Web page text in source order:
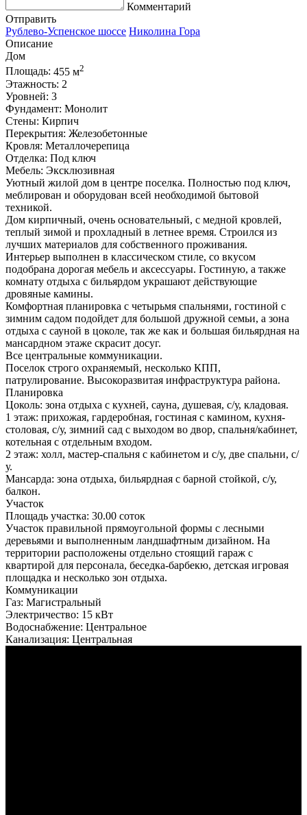
Комментарий
Отправить
Рублево-Успенское шоссе Николина Гора
Описание
Дом
Площадь: 455 м2
Этажность: 2
Уровней: 3
Фундамент: Монолит
Стены: Кирпич
Перекрытия: Железобетонные
Кровля: Металлочерепица
Отделка: Под ключ
Мебель: Эксклюзивная
Уютный жилой дом в центре поселка. Полностью под ключ,
меблирован и оборудован всей необходимой бытовой
техникой.
Дом кирпичный, очень основательный, с медной кровлей,
теплый зимой и прохладный в летнее время. Строился из
лучших материалов для собственного проживания.
Интерьер выполнен в классическом стиле, со вкусом
подобрана дорогая мебель и аксессуары. Гостиную, а также
комнату отдыха с бильярдом украшают действующие
дровяные камины.
Комфортная планировка с четырьмя спальнями, гостиной с
зимним садом подойдет для большой дружной семьи, а зона
отдыха с сауной в цоколе, так же как и большая бильярдная на
мансардном этаже скрасит досуг.
Все центральные коммуникации.
Поселок строго охраняемый, несколько КПП,
патрулирование. Высокоразвитая инфраструктура района.
Планировка
Цоколь: зона отдыха с кухней, сауна, душевая, с/у, кладовая.
1 этаж: прихожая, гардеробная, гостиная с камином, кухня-
столовая, с/у, зимний сад с выходом во двор, спальня/кабинет,
котельная с отдельным входом.
2 этаж: холл, мастер-спальня с кабинетом и с/у, две спальни, с/
у.
Мансарда: зона отдыха, бильярдная с барной стойкой, с/у,
балкон.
Участок
Площадь участка: 30.00 соток
Участок правильной прямоугольной формы с лесными
деревьями и выполненным ландшафтным дизайном. На
территории расположены отдельно стоящий гараж с
квартирой для персонала, беседка-барбекю, детская игровая
площадка и несколько зон отдыха.
Коммуникации
Газ: Магистральный
Электричество: 15 кВт
Водоснабжение: Центральное
Канализация: Центральная